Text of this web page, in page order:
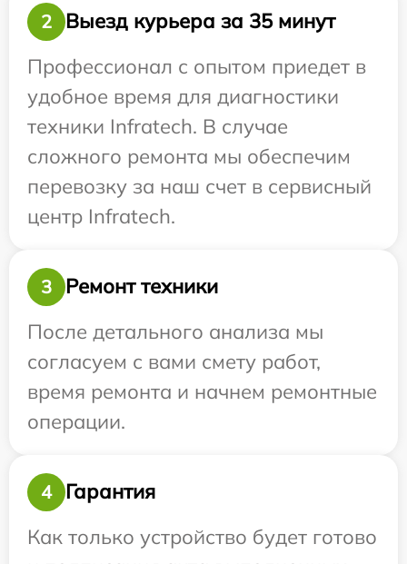
2
Выезд курьера за 35 минут
Профессионал с опытом приедет в
удобное время для диагностики
техники Infratech. В случае
сложного ремонта мы обеспечим
перевозку за наш счет в сервисный
центр Infratech.
3
Ремонт техники
После детального анализа мы
согласуем с вами смету работ,
время ремонта и начнем ремонтные
операции.
4
Гарантия
Как только устройство будет готово